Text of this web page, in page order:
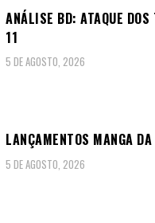
ANÁLISE BD: ATAQUE
11
5 DE AGOSTO, 2026
LANÇAMENTOS MANGA
5 DE AGOSTO, 2026